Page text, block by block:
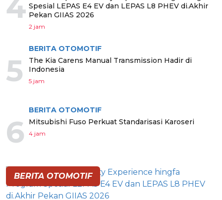
4 Spesial LEPAS E4 EV dan LEPAS L8 PHEV di.Akhir
Pekan GIIAS 2026
2 jam
5
BERITA OTOMOTIF
The Kia Carens Manual Transmission Hadir di
Indonesia
5 jam
6
BERITA OTOMOTIF
Mitsubishi Fuso Perkuat Standarisasi Karoseri
4 jam
BERITA OTOMOTIF